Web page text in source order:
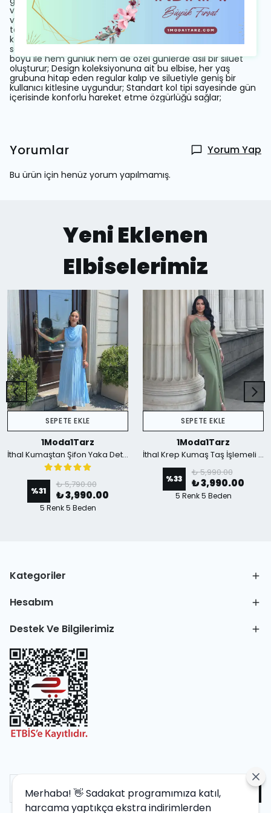
ve şıklığı bir arada sunarken, kemer detayı belinizi zarifçe
vurgular; Fermuarlı kapama şekli pratik kullanım imkanı
tanırken, zincir detayları ile modern bir dokunuş
katmaktadır; V yaka tasarımı dekolte bölgesini zarifçe
sergilerken, dokuma krep kumaşı dayanıklılığı arttırır; Maxi
boyu ile hem günlük hem de özel günlerde asil bir siluet
oluşturur; Design koleksiyonuna ait bu elbise, her yaş
grubuna hitap eden regular kalıp ve siluetiyle geniş bir
kullanıcı kitlesine uygundur; Standart kol tipi sayesinde gün
içerisinde konforlu hareket etme özgürlüğü sağlar;
Yorumlar Yorum Yap
Bu ürün için henüz yorum yapılmamış.
Yeni Eklenen
Elbiselerimiz
SEPETE EKLE
1Moda1Tarz
İthal Kumaştan Şifon Yaka Detaylı Piliseli Kemerli Astarlı Özel Tasarım Elbise - mavi
%31
₺ 5,790.00
₺ 3,990.00
5 Renk 5 Beden
SEPETE EKLE
1Moda1Tarz
İthal Krep Kumaş Taş İşlemeli Askılı Astarlı Özel Tasarım Yırtmaçlı Maxi Elbise - Yeşil
%33
₺ 5,990.00
₺ 3,990.00
5 Renk 5 Beden
Kategoriler
Hesabım
Destek Ve Bilgilerimiz
Merhaba! 👋 Sadakat programımıza katıl,
harcama yaptıkça ekstra indirimlerden